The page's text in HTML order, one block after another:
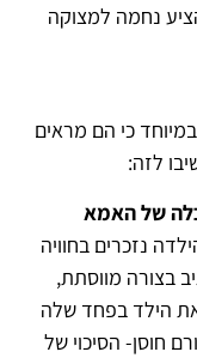
נחמה למצוקה
כי הם מראים
לזה:
של האמא
נזכרים בחוויה
בצורה מווסתת,
הילד בפחד שלה
חוסן- הסיכוי של